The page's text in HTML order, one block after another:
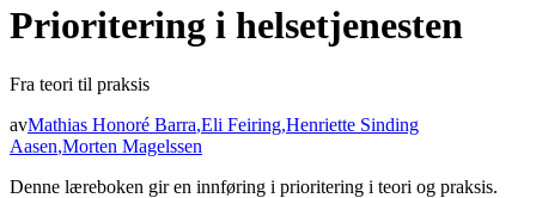
Prioritering i helsetjenesten
Fra teori til praksis
avMathias Honoré Barra,Eli Feiring,Henriette Sinding
Aasen,Morten Magelssen
Denne læreboken gir en innføring i prioritering i teori og praksis.